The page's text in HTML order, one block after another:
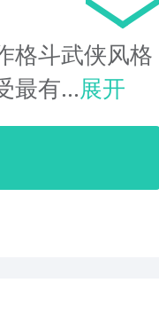
格斗武侠风格
最有...展开